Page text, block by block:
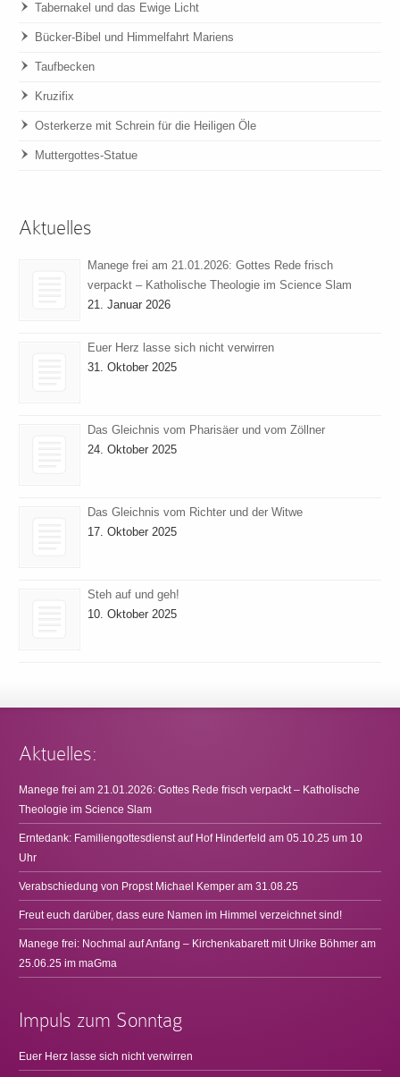
Tabernakel und das Ewige Licht
Bücker-Bibel und Himmelfahrt Mariens
Taufbecken
Kruzifix
Osterkerze mit Schrein für die Heiligen Öle
Muttergottes-Statue
Aktuelles
Manege frei am 21.01.2026: Gottes Rede frisch
verpackt – Katholische Theologie im Science Slam
21. Januar 2026
Euer Herz lasse sich nicht verwirren
31. Oktober 2025
Das Gleichnis vom Pharisäer und vom Zöllner
24. Oktober 2025
Das Gleichnis vom Richter und der Witwe
17. Oktober 2025
Steh auf und geh!
10. Oktober 2025
Aktuelles:
Manege frei am 21.01.2026: Gottes Rede frisch verpackt – Katholische
Theologie im Science Slam
Erntedank: Familiengottesdienst auf Hof Hinderfeld am 05.10.25 um 10
Uhr
Verabschiedung von Propst Michael Kemper am 31.08.25
Freut euch darüber, dass eure Namen im Himmel verzeichnet sind!
Manege frei: Nochmal auf Anfang – Kirchenkabarett mit Ulrike Böhmer am
25.06.25 im maGma
Impuls zum Sonntag
Euer Herz lasse sich nicht verwirren